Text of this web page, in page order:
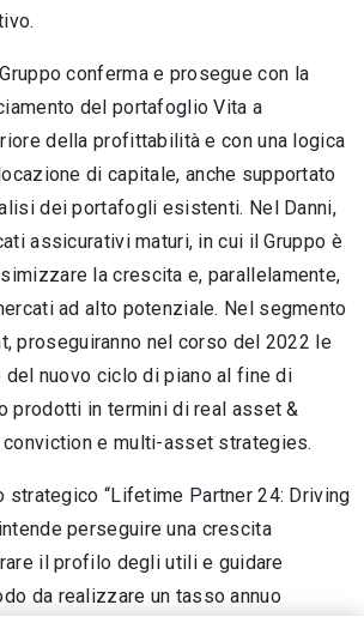
conferma e prosegue con la
del portafoglio Vita a
della profittabilità e con una logica
di capitale, anche supportato
dei portafogli esistenti. Nel Danni,
assicurativi maturi, in cui il Gruppo è
la crescita e, parallelamente,
ad alto potenziale. Nel segmento
proseguiranno nel corso del 2022 le
nuovo ciclo di piano al fine di
prodotti in termini di real asset &
e multi-asset strategies.
strategico “Lifetime Partner 24: Driving
perseguire una crescita
il profilo degli utili e guidare
da realizzare un tasso annuo